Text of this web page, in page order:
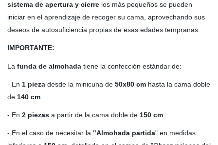
sistema de apertura y cierre los más pequeños se pueden
iniciar en el aprendizaje de recoger su cama, aprovechando sus
deseos de autosuficiencia propias de esas edades tempranas.
IMPORTANTE:
La funda de almohada tiene la confección estándar de:
- En 1 pieza desde la minicuna de 50x80 cm hasta la cama doble
de 140 cm
- En 2 piezas a partir de la cama doble de 150 cm
- En el caso de necesitar la "Almohada partida" en medidas